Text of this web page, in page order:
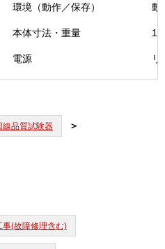
環境（動作／保存） 動
本体寸法・重量
電源
線品質試験器
事(故障修理含む)